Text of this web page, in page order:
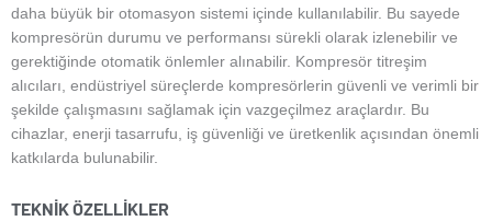
daha büyük bir otomasyon sistemi içinde kullanılabilir. Bu sayede
kompresörün durumu ve performansı sürekli olarak izlenebilir ve
gerektiğinde otomatik önlemler alınabilir. Kompresör titreşim
alıcıları, endüstriyel süreçlerde kompresörlerin güvenli ve verimli bir
şekilde çalışmasını sağlamak için vazgeçilmez araçlardır. Bu
cihazlar, enerji tasarrufu, iş güvenliği ve üretkenlik açısından önemli
katkılarda bulunabilir.
TEKNIK ÖZELLIKLER